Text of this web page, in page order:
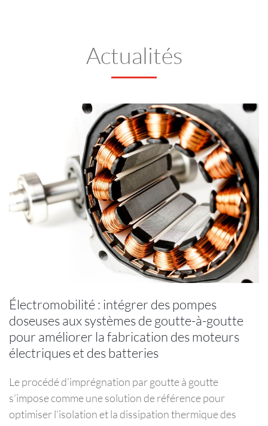
Actualités
Électromobilité : intégrer des pompes
doseuses aux systèmes de goutte-à-goutte
pour améliorer la fabrication des moteurs
électriques et des batteries
Le procédé d’imprégnation par goutte à goutte
s’impose comme une solution de référence pour
optimiser l’isolation et la dissipation thermique des